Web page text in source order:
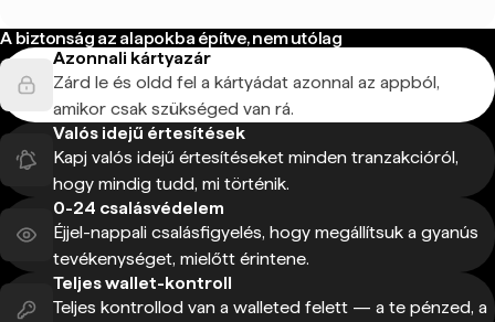
A biztonság az alapokba építve, nem utólag
Azonnali kártyazár
Zárd le és oldd fel a kártyádat azonnal az appból,
amikor csak szükséged van rá.
Valós idejű értesítések
Kapj valós idejű értesítéseket minden tranzakcióról,
hogy mindig tudd, mi történik.
0-24 csalásvédelem
Éjjel-nappali csalásfigyelés, hogy megállítsuk a gyanús
tevékenységet, mielőtt érintene.
Teljes wallet-kontroll
Teljes kontrollod van a walleted felett — a te pénzed, a